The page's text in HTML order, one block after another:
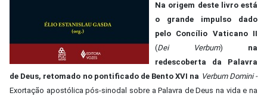
Na origem deste livro está
o grande impulso dado
pelo Concílio Vaticano II
(Dei Verbum) na
redescoberta da Palavra
de Deus, retomado no pontificado de Bento XVI na Verbum Domini -
Exortação apostólica pós-sinodal sobre a Palavra de Deus na vida e na